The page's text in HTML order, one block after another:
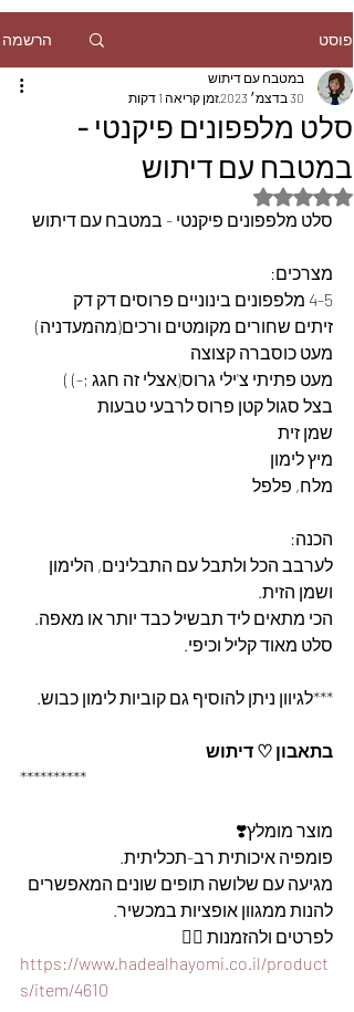
פוסט הרשמה
סלט מלפפונים פיקנטי -
במטבח עם דיתוש
במטבח עם דיתוש
30 בדצמ׳ 2023
זמן קריאה 1 דקות
דירוג של NaN מתוך 5 כוכבים
סלט מלפפונים פיקנטי - במטבח עם דיתוש
מצרכים:
4-5 מלפפונים בינוניים פרוסים דק דק
זיתים שחורים מקומטים ורכים(מהמעדניה)
מעט כוסברה קצוצה
מעט פתיתי צ'ילי גרוס(אצלי זה חגג ;-) )
בצל סגול קטן פרוס לרבעי טבעות
שמן זית
מיץ לימון
מלח, פלפל
הכנה:
לערבב הכל ולתבל עם התבלינים, הלימון
ושמן הזית.
הכי מתאים ליד תבשיל כבד יותר או מאפה.
סלט מאוד קליל וכיפי.
***לגיוון ניתן להוסיף גם קוביות לימון כבוש.
בתאבון ♡ דיתוש
**********
מוצר מומלץ❣️
פומפיה איכותית רב-תכליתית.
מגיעה עם שלושה תופים שונים המאפשרים
להנות ממגוון אופציות במכשיר.
לפרטים ולהזמנות 👇🏼
https://www.hadealhayomi.co.il/product
s/item/4610